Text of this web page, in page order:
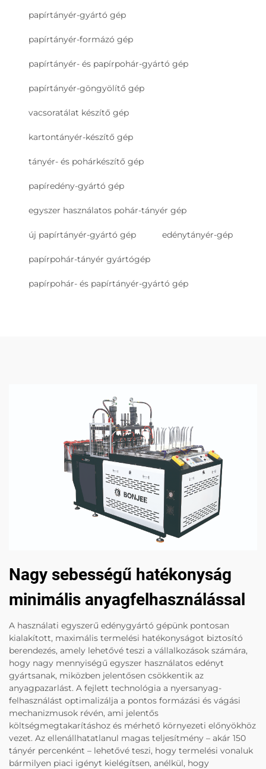
papírtányér-gyártó gép
papírtányér-formázó gép
papírtányér- és papírpohár-gyártó gép
papírtányér-göngyölítő gép
vacsoratálat készítő gép
kartontányér-készítő gép
tányér- és pohárkészítő gép
papíredény-gyártó gép
egyszer használatos pohár-tányér gép
új papírtányér-gyártó gép edénytányér-gép
papírpohár-tányér gyártógép
papírpohár- és papírtányér-gyártó gép
Nagy sebességű hatékonyság
minimális anyagfelhasználással
A használati egyszerű edénygyártó gépünk pontosan
kialakított, maximális termelési hatékonyságot biztosító
berendezés, amely lehetővé teszi a vállalkozások számára,
hogy nagy mennyiségű egyszer használatos edényt
gyártsanak, miközben jelentősen csökkentik az
anyagpazarlást. A fejlett technológia a nyersanyag-
felhasználást optimalizálja a pontos formázási és vágási
mechanizmusok révén, ami jelentős
költségmegtakarításhoz és mérhető környezeti előnyökhöz
vezet. Az ellenállhatatlanul magas teljesítmény – akár 150
tányér percenként – lehetővé teszi, hogy termelési vonaluk
bármilyen piaci igényt kielégítsen, anélkül, hogy